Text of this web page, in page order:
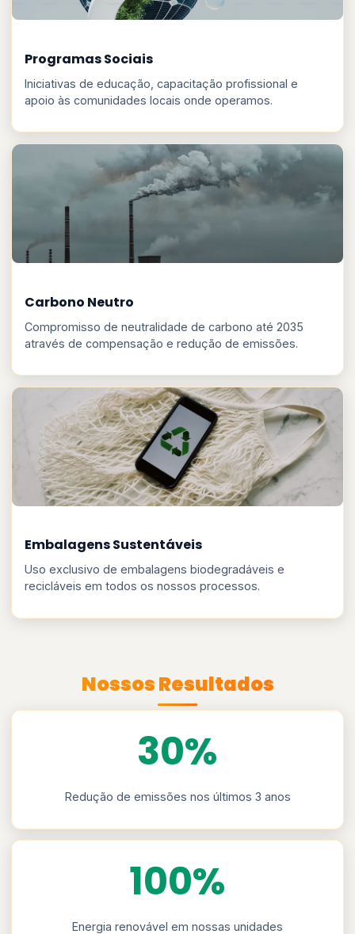
Programas Sociais
Iniciativas de educação, capacitação profissional e
apoio às comunidades locais onde operamos.
Carbono Neutro
Compromisso de neutralidade de carbono até 2035
através de compensação e redução de emissões.
Embalagens Sustentáveis
Uso exclusivo de embalagens biodegradáveis e
recicláveis em todos os nossos processos.
Nossos Resultados
30%
Redução de emissões nos últimos 3 anos
100%
Energia renovável em nossas unidades